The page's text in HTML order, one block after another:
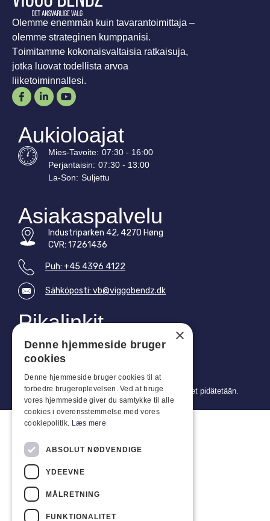
Olemme enemmän kuin tavarantoimittaja –
olemme strateginen kumppanisi.
Toimitamme kokonaisvaltaisia ratkaisuja,
jotka luovat todellista arvoa
liiketoiminnallesi.
Aukioloajat
Mies-Tavoite: 07:30 - 16:00
Perjantaisin: 07:30 - 13:00
La-Son: Suljettu
Asiakaspalvelu
Industriparken 42, 4270 Høng
CVR: 17261436
Puh: +45 4396 4122
Sähköposti: vb@viggobendz.dk
Pikalinkit
Myynti- ja toimitusehdot
Copyright 2024 © Viggo Bendz. Kaikki oikeudet pidätetään.
×
Denne hjemmeside bruger
cookies
Denne hjemmeside bruger cookies til at
forbedre brugeroplevelsen. Ved at bruge
vores hjemmeside giver du samtykke til alle
cookies i overensstemmelse med vores
cookiepolitik. Læs mere
ABSOLUT NØDVENDIGE
YDEEVNE
MÅLRETNING
FUNKTIONALITET